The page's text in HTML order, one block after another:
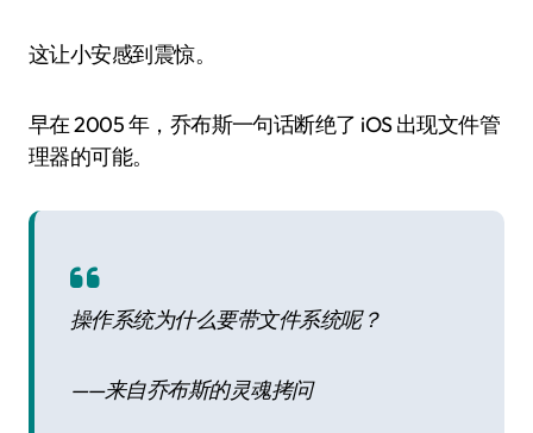
这让小安感到震惊。
早在 2005 年，乔布斯一句话断绝了 iOS 出现文件管
理器的可能。
操作系统为什么要带文件系统呢？
——来自乔布斯的灵魂拷问